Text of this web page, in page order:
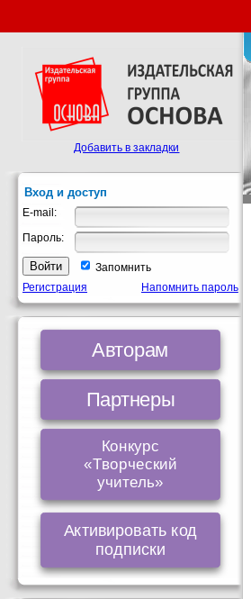
Добавить в закладки
Вход и доступ
E-mail:
Пароль:
Запомнить
Регистрация
Напомнить пароль
Авторам
Партнеры
Конкурс
«Творческий
учитель»
Активировать код
подписки